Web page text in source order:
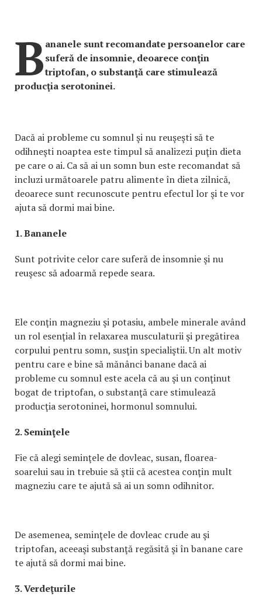
Bananele sunt recomandate persoanelor care
suferă de insomnie, deoarece conţin
triptofan, o substanţă care stimulează
producţia serotoninei.
Dacă ai probleme cu somnul şi nu reuşeşti să te
odihneşti noaptea este timpul să analizezi puţin dieta
pe care o ai. Ca să ai un somn bun este recomandat să
incluzi următoarele patru alimente în dieta zilnică,
deoarece sunt recunoscute pentru efectul lor şi te vor
ajuta să dormi mai bine.
1. Bananele
Sunt potrivite celor care suferă de insomnie şi nu
reuşesc să adoarmă repede seara.
Ele conţin magneziu şi potasiu, ambele minerale având
un rol esenţial în relaxarea musculaturii şi pregătirea
corpului pentru somn, susţin specialiştii. Un alt motiv
pentru care e bine să mănânci banane dacă ai
probleme cu somnul este acela că au şi un conţinut
bogat de triptofan, o substanţă care stimulează
producţia serotoninei, hormonul somnului.
2. Seminţele
Fie că alegi seminţele de dovleac, susan, floarea-
soarelui sau in trebuie să ştii că acestea conţin mult
magneziu care te ajută să ai un somn odihnitor.
De asemenea, seminţele de dovleac crude au şi
triptofan, aceeaşi substanţă regăsită şi în banane care
te ajută să dormi mai bine.
3. Verdeţurile